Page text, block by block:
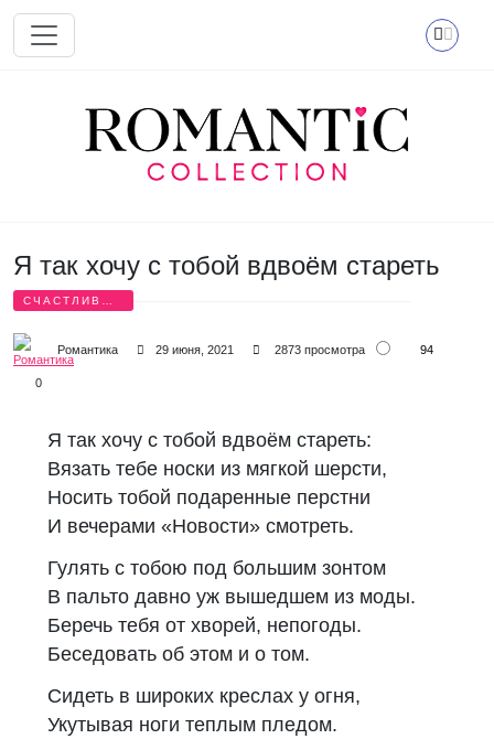
Перейти к основному содержанию
Я так хочу с тобой вдвоём стареть
СЧАСТЛИВЫЕ
Романтика 29 июня, 2021 2873 просмотра 94
0
Я так хочу с тобой вдвоём стареть:
Вязать тебе носки из мягкой шерсти,
Носить тобой подаренные перстни
И вечерами «Новости» смотреть.
Гулять с тобою под большим зонтом
В пальто давно уж вышедшем из моды.
Беречь тебя от хворей, непогоды.
Беседовать об этом и о том.
Сидеть в широких креслах у огня,
Укутывая ноги теплым пледом.